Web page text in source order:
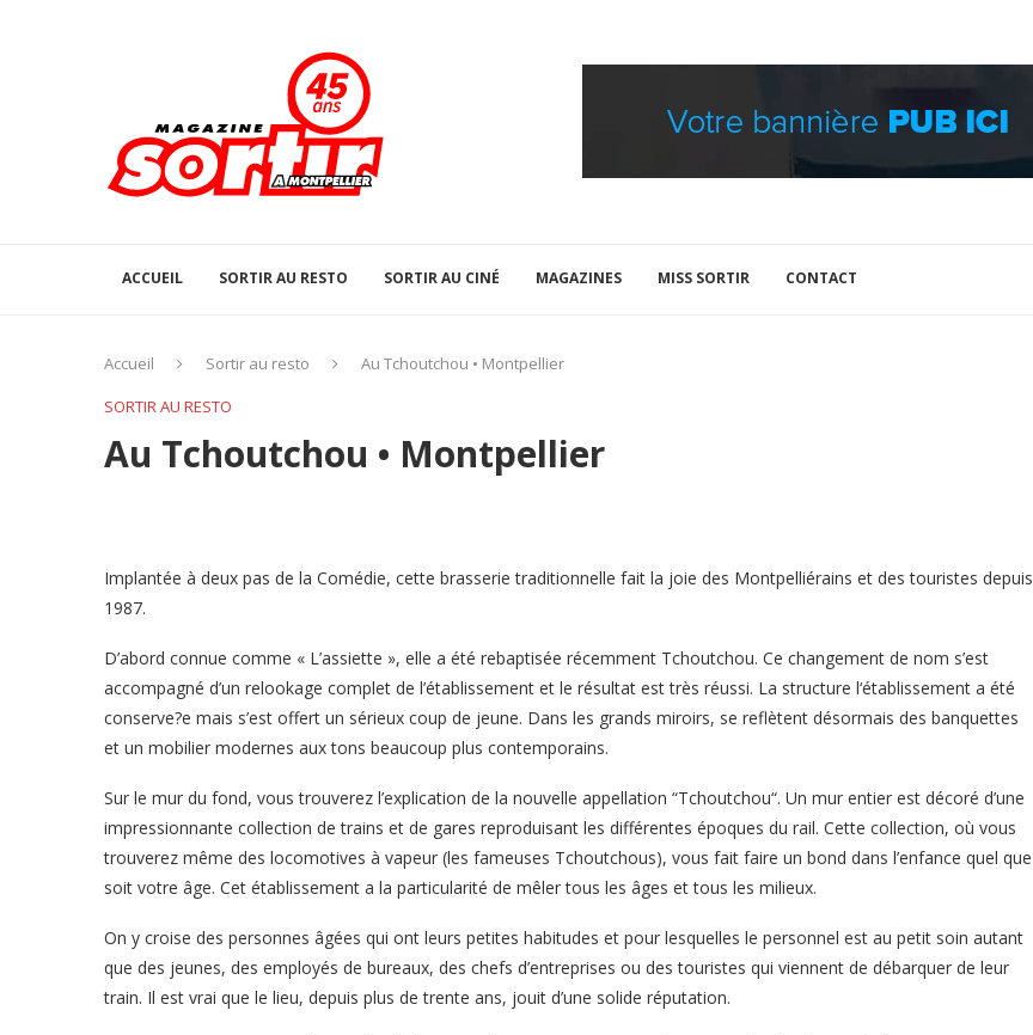
ACCUEIL SORTIR AU RESTO SORTIR AU CINÉ MAGAZINES MISS SORTIR CONTACT
Accueil Sortir au resto
Au Tchoutchou • Montpellier
SORTIR AU RESTO
Au Tchoutchou • Montpellier
Implantée à deux pas de la Comédie, cette brasserie traditionnelle fait la joie des Montpelliérains et des touristes depuis
1987.
D’abord connue comme « L’assiette », elle a été rebaptisée récemment Tchoutchou. Ce changement de nom s’est
accompagné d’un relookage complet de l’établissement et le résultat est très réussi. La structure l‘établissement a été
conserve?e mais s’est offert un sérieux coup de jeune. Dans les grands miroirs, se reflètent désormais des banquettes
et un mobilier modernes aux tons beaucoup plus contemporains.
Sur le mur du fond, vous trouverez l’explication de la nouvelle appellation “Tchoutchou“. Un mur entier est décoré d’une
impressionnante collection de trains et de gares reproduisant les différentes époques du rail. Cette collection, où vous
trouverez même des locomotives à vapeur (les fameuses Tchoutchous), vous fait faire un bond dans l’enfance quel que
soit votre âge. Cet établissement a la particularité de mêler tous les âges et tous les milieux.
On y croise des personnes âgées qui ont leurs petites habitudes et pour lesquelles le personnel est au petit soin autant
que des jeunes, des employés de bureaux, des chefs d’entreprises ou des touristes qui viennent de débarquer de leur
train. Il est vrai que le lieu, depuis plus de trente ans, jouit d’une solide réputation.